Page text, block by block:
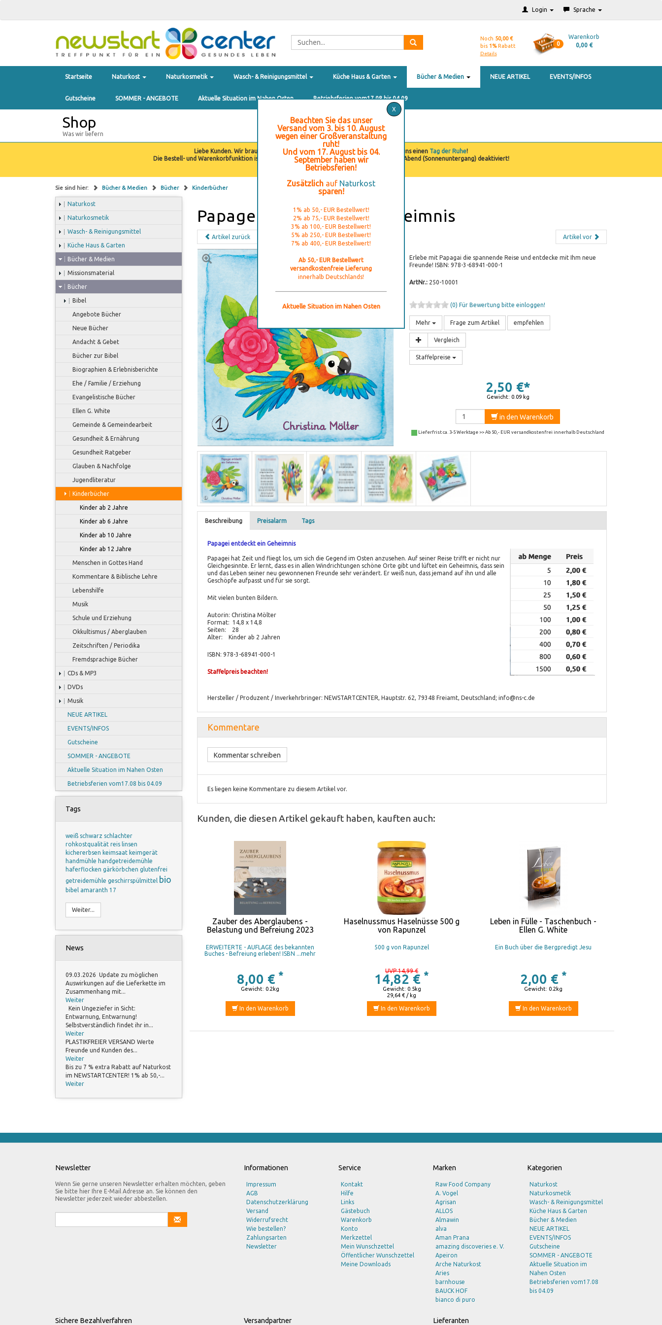
Login Sprache
Noch 50,00 €
bis 1%Rabatt
Details
0
Warenkorb
0,00 €
Startseite Naturkost Naturkosmetik Wasch- & Reinigungsmittel Küche Haus & Garten Bücher & Medien NEUE ARTIKEL EVENTS/INFOS
Gutscheine SOMMER - ANGEBOTE Aktuelle Situation im Nahen Osten Betriebsferien vom17.08 bis 04.09
Shop
Was wir liefern
Liebe Kunden. Wir brauchen gerade etwasErholung! Goennen Sie sich und uns einen Tag der Ruhe!
Die Bestell- und Warenkorbfunktion ist von Freitag Abend (Sonnenuntergang) bis Samstag Abend (Sonnenuntergang) deaktiviert!
Sie sind hier: Bücher & Medien Bücher Kinderbücher
X
Beachten Sie das unser
Versand vom 3. bis 10. August
wegen einer Großveranstaltung
ruht!
Und vom 17. August bis 04.
September haben wir
Betriebsferien!
Zusätzlich auf Naturkost
sparen!
1% ab 50,- EUR Bestellwert!
2% ab 75,- EUR Bestellwert!
3% ab 100,- EUR Bestellwert!
5% ab 250,- EUR Bestellwert!
7% ab 400,- EUR Bestellwert!
Ab 50,- EUR Bestellwert
versandkostenfreie Lieferung
innerhalb Deutschlands!
Aktuelle Situation im Nahen Osten
Naturkost
Naturkosmetik
Wasch- & Reinigungsmittel
Küche Haus & Garten
Bücher & Medien
Missionsmaterial
Bücher
Bibel
Angebote Bücher
Neue Bücher
Andacht & Gebet
Bücher zur Bibel
Biographien & Erlebnisberichte
Ehe / Familie / Erziehung
Evangelistische Bücher
Ellen G. White
Gemeinde & Gemeindearbeit
Gesundheit & Ernährung
Gesundheit Ratgeber
Glauben & Nachfolge
Jugendliteratur
Kinderbücher
Kinder ab 2 Jahre
Kinder ab 6 Jahre
Kinder ab 10 Jahre
Kinder ab 12 Jahre
Menschen in Gottes Hand
Kommentare & Biblische Lehre
Lebenshilfe
Musik
Schule und Erziehung
Okkultismus / Aberglauben
Zeitschriften / Periodika
Fremdsprachige Bücher
CDs & MP3
DVDs
Musik
NEUE ARTIKEL
EVENTS/INFOS
Gutscheine
SOMMER - ANGEBOTE
Aktuelle Situation im Nahen Osten
Betriebsferien vom17.08 bis 04.09
Tags
weiß schwarz schlachter
rohkostqualität reis linsen
kichererbsen keimsaat keimgerät
handmühle handgetreidemühle
haferflocken gärkörbchen glutenfrei
getreidemühle geschirrspülmittel bio
bibel amaranth 17
Weiter...
News
09.03.2026 Update zu möglichen
Auswirkungen auf die Lieferkette im
Zusammenhang mit...
Weiter
Kein Ungeziefer in Sicht:
Entwarnung, Entwarnung!
Selbstverständlich findet ihr in...
Weiter
PLASTIKFREIER VERSAND Werte
Freunde und Kunden des...
Weiter
Bis zu 7 % extra Rabatt auf Naturkost
im NEWSTARTCENTER! 1% ab 50,-...
Weiter
Papagei entdeckt ein Geheimnis
Artikel zurück Artikel vor
Erlebe mit Papagai die spannende Reise und entdecke mit Ihm neue
Freunde! ISBN: 978-3-68941-000-1
ArtNr.: 250-10001
(0) Für Bewertung bitte einloggen!
Mehr Frage zum Artikel empfehlen
Vergleich
Staffelpreise
2,50 €*
Gewicht: 0.09 kg
in den Warenkorb
Lieferfrist ca. 3-5 Werktage >> Ab 50,- EUR versandkostenfrei innerhalb Deutschland
Beschreibung Preisalarm Tags
Papagei entdeckt ein Geheimnis
Papagei hat Zeit und fliegt los, um sich die Gegend im Osten anzusehen. Auf seiner Reise trifft er nicht nur
Gleichgesinnte. Er lernt, dass es in allen Windrichtungen schöne Orte gibt und lüftet ein Geheimnis, dass sein
und das Leben seiner neu gewonnenen Freunde sehr verändert. Er weiß nun, dass jemand auf ihn und alle
Geschöpfe aufpasst und für sie sorgt.
Mit vielen bunten Bildern.
Autorin: Christina Mölter
Format: 14,8 x 14,8
Seiten: 28
Alter: Kinder ab 2 Jahren
ISBN: 978-3-68941-000-1
Staffelpreis beachten!
Hersteller / Produzent / Inverkehrbringer: NEWSTARTCENTER, Hauptstr. 62, 79348 Freiamt, Deutschland; info@ns-c.de
Kommentare
Kommentar schreiben
Es liegen keine Kommentare zu diesem Artikel vor.
Kunden, die diesen Artikel gekauft haben, kauften auch:
Zauber des Aberglaubens -
Belastung und Befreiung 2023
ERWEITERTE - AUFLAGE des bekannten
Buches - Befreiung erleben! ISBN ...mehr
8,00 € *
Gewicht: 0.2kg
In den Warenkorb
Haselnussmus Haselnüsse 500 g
von Rapunzel
500 g von Rapunzel
UVP 14,99 €
14,82 € *
29,64 € / kg
Gewicht: 0.5kg
In den Warenkorb
Leben in Fülle - Taschenbuch -
Ellen G. White
Ein Buch über die Bergpredigt Jesu
2,00 € *
Gewicht: 0.2kg
In den Warenkorb
Newsletter
Wenn Sie gerne unseren Newsletter erhalten möchten, geben
Sie bitte hier Ihre E-Mail Adresse an. Sie können den
Newsletter jederzeit wieder abbestellen.
Informationen
Impressum
AGB
Datenschutzerklärung
Versand
Widerrufsrecht
Wie bestellen?
Zahlungsarten
Newsletter
Service
Kontakt
Hilfe
Links
Gästebuch
Warenkorb
Konto
Merkzettel
Mein Wunschzettel
Öffentlicher Wunschzettel
Meine Downloads
Marken
Raw Food Company
A. Vogel
Agrisan
ALLOS
Almawin
alva
Aman Prana
amazing discoveries e. V.
Apeiron
Arche Naturkost
Aries
barnhouse
BAUCK HOF
bianco di puro
bioturm
Kategorien
Naturkost
Naturkosmetik
Wasch- & Reinigungsmittel
Küche Haus & Garten
Bücher & Medien
NEUE ARTIKEL
EVENTS/INFOS
Gutscheine
SOMMER - ANGEBOTE
Aktuelle Situation im
Nahen Osten
Betriebsferien vom17.08
bis 04.09
Sichere Bezahlverfahren Versandpartner Lieferanten